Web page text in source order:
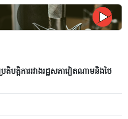
បត្តិការរវាងរដ្ឋសភាវៀតណាមនិងថៃ